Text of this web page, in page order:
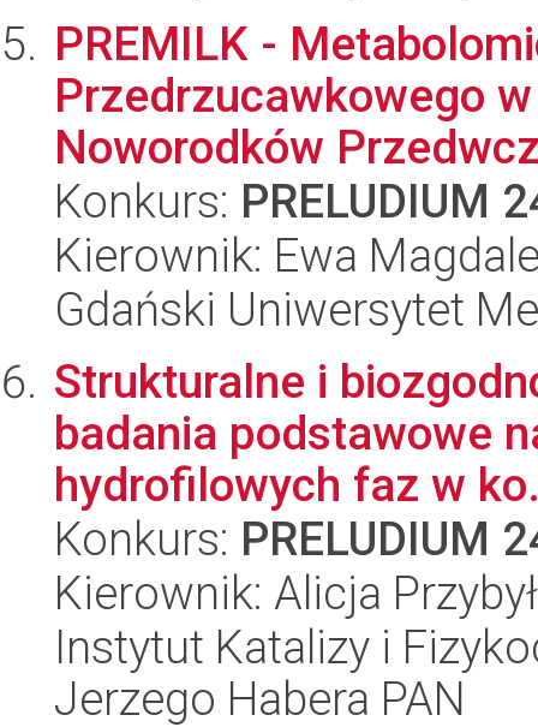
PREMILK -
Przedrzucawkowego
Noworodków
Konkurs: PRELUDIUM
Kierownik: Ewa
Gdański Uniwersytet
Strukturalne i
badania podstawowe
hydrofilowych faz w
Konkurs: PRELUDIUM
Kierownik: Alicja
Instytut Katalizy i
Jerzego Habera PAN